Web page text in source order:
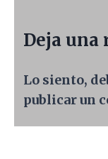
Deja una
Lo siento,
publicar un